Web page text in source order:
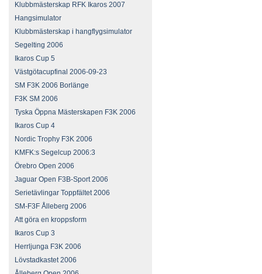
Klubbmästerskap RFK Ikaros 2007
Hangsimulator
Klubbmästerskap i hangflygsimulator
Segelting 2006
Ikaros Cup 5
Västgötacupfinal 2006-09-23
SM F3K 2006 Borlänge
F3K SM 2006
Tyska Öppna Mästerskapen F3K 2006
Ikaros Cup 4
Nordic Trophy F3K 2006
KMFK:s Segelcup 2006:3
Örebro Open 2006
Jaguar Open F3B-Sport 2006
Serietävlingar Toppfältet 2006
SM-F3F Ålleberg 2006
Att göra en kroppsform
Ikaros Cup 3
Herrljunga F3K 2006
Lövstadkastet 2006